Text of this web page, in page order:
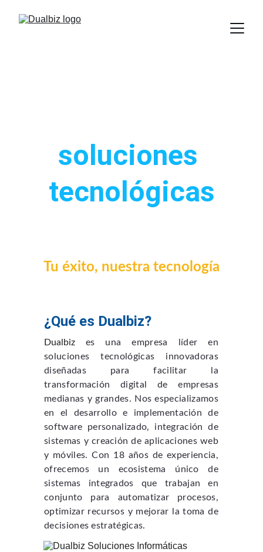
soluciones
tecnológicas
Tu éxito, nuestra tecnología
¿Qué es Dualbiz?
Dualbiz
es una empresa líder en
soluciones tecnológicas innovadoras
diseñadas para facilitar la
transformación digital de empresas
medianas y grandes. Nos especializamos
en el desarrollo e implementación de
software personalizado, integración de
sistemas y creación de aplicaciones web
y móviles. Con 18 años de experiencia,
ofrecemos un ecosistema único de
sistemas integrados que trabajan en
conjunto para automatizar procesos,
optimizar recursos y mejorar la toma de
decisiones estratégicas.